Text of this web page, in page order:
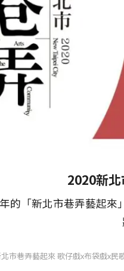
2020新
的「新北市巷弄藝起
市巷弄藝起來 歌仔戲x布袋戲x民